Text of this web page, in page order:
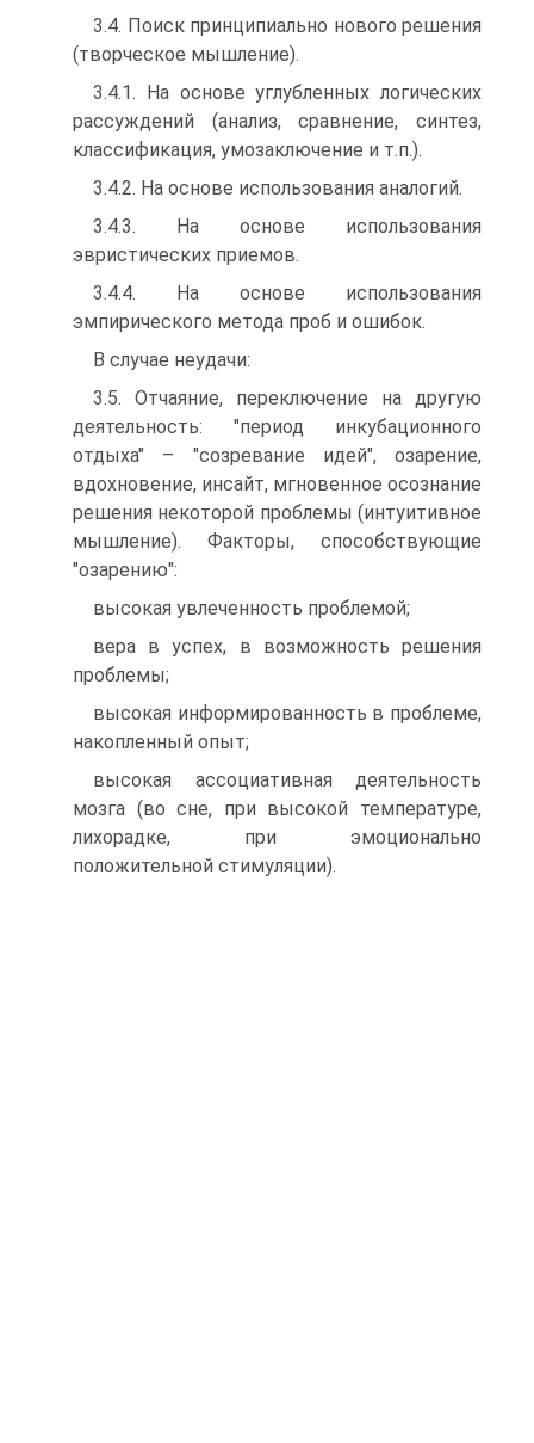
3.4. Поиск принципиально нового решения
(творческое мышление).
3.4.1. На основе углубленных логических
рассуждений (анализ, сравнение, синтез,
классификация, умозаключение и т.п.).
3.4.2. На основе использования аналогий.
3.4.3. На основе использования
эвристических приемов.
3.4.4. На основе использования
эмпирического метода проб и ошибок.
В случае неудачи:
3.5. Отчаяние, переключение на другую
деятельность: "период инкубационного
отдыха" – "созревание идей", озарение,
вдохновение, инсайт, мгновенное осознание
решения некоторой проблемы (интуитивное
мышление). Факторы, способствующие
"озарению":
высокая увлеченность проблемой;
вера в успех, в возможность решения
проблемы;
высокая информированность в проблеме,
накопленный опыт;
высокая ассоциативная деятельность
мозга (во сне, при высокой температуре,
лихорадке, при эмоционально
положительной стимуляции).